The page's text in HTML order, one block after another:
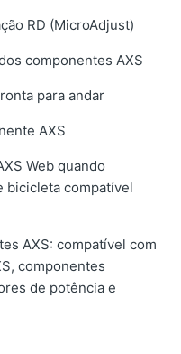
RD (MicroAdjust)
componentes AXS
para andar
AXS
Web quando
bicicleta compatível
AXS: compatível com
componentes
de potência e